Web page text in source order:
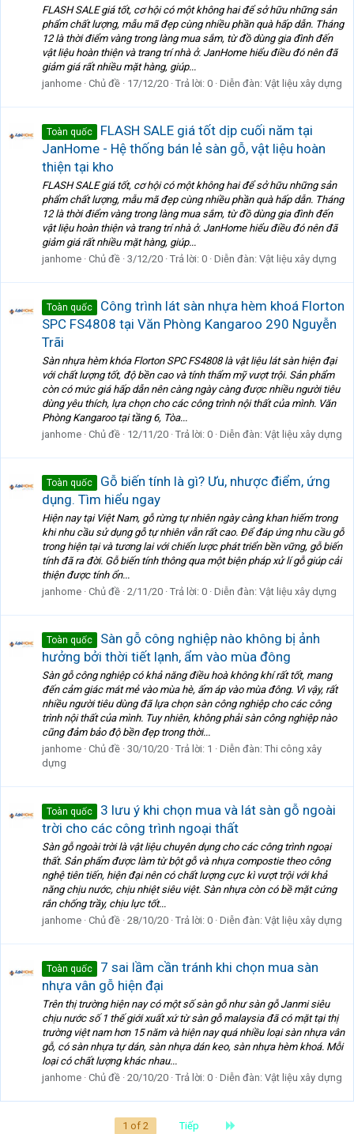
FLASH SALE giá tốt, cơ hội có một không hai để sở hữu những sản
phẩm chất lượng, mẫu mã đẹp cùng nhiều phần quà hấp dẫn. Tháng
12 là thời điểm vàng trong làng mua sắm, từ đồ dùng gia đình đến
vật liệu hoàn thiện và trang trí nhà ở. JanHome hiểu điều đó nên đã
giảm giá rất nhiều mặt hàng, giúp...
janhome Chủ đề 17/12/20 Trả lời: 0 Diễn đàn: Vật liệu xây dựng
Toàn quốc
FLASH SALE giá tốt dịp cuối năm tại
JanHome - Hệ thống bán lẻ sàn gỗ, vật liệu hoàn
thiện tại kho
FLASH SALE giá tốt, cơ hội có một không hai để sở hữu những sản
phẩm chất lượng, mẫu mã đẹp cùng nhiều phần quà hấp dẫn. Tháng
12 là thời điểm vàng trong làng mua sắm, từ đồ dùng gia đình đến
vật liệu hoàn thiện và trang trí nhà ở. JanHome hiểu điều đó nên đã
giảm giá rất nhiều mặt hàng, giúp...
janhome Chủ đề 3/12/20 Trả lời: 0 Diễn đàn: Vật liệu xây dựng
Toàn quốc
Công trình lát sàn nhựa hèm khoá Florton
SPC FS4808 tại Văn Phòng Kangaroo 290 Nguyễn
Trãi
Sàn nhựa hèm khóa Florton SPC FS4808 là vật liệu lát sàn hiện đại
với chất lượng tốt, độ bền cao và tính thẩm mỹ vượt trội. Sản phẩm
còn có mức giá hấp dẫn nên càng ngày càng được nhiều người tiêu
dùng yêu thích, lựa chọn cho các công trình nội thất của mình. Văn
Phòng Kangaroo tại tầng 6, Tòa...
janhome Chủ đề 12/11/20 Trả lời: 0 Diễn đàn: Vật liệu xây dựng
Toàn quốc
Gỗ biến tính là gì? Ưu, nhược điểm, ứng
dụng. Tìm hiểu ngay
Hiện nay tại Việt Nam, gỗ rừng tự nhiên ngày càng khan hiếm trong
khi nhu cầu sử dụng gỗ tự nhiên vẫn rất cao. Để đáp ứng nhu cầu gỗ
trong hiện tại và tương lai với chiến lược phát triển bền vững, gỗ biến
tính đã ra đời. Gỗ biến tính thông qua một biện pháp xử lí gỗ giúp cải
thiện được tính ổn...
janhome Chủ đề 2/11/20 Trả lời: 0 Diễn đàn: Vật liệu xây dựng
Toàn quốc
Sàn gỗ công nghiệp nào không bị ảnh
hưởng bởi thời tiết lạnh, ẩm vào mùa đông
Sàn gỗ công nghiệp có khả năng điều hoà không khí rất tốt, mang
đến cảm giác mát mẻ vào mùa hè, ấm áp vào mùa đông. Vì vậy, rất
nhiều người tiêu dùng đã lựa chọn sàn công nghiệp cho các công
trình nội thất của mình. Tuy nhiên, không phải sàn công nghiệp nào
cũng đảm bảo độ bền đẹp trong thời...
janhome Chủ đề 30/10/20 Trả lời: 1 Diễn đàn: Thi công xây
dựng
Toàn quốc
3 lưu ý khi chọn mua và lát sàn gỗ ngoài
trời cho các công trình ngoại thất
Sàn gỗ ngoài trời là vật liệu chuyên dụng cho các công trình ngoại
thất. Sản phẩm được làm từ bột gỗ và nhựa compostie theo công
nghệ tiên tiến, hiện đại nên có chất lượng cực kì vượt trội với khả
năng chịu nước, chịu nhiệt siêu việt. Sàn nhựa còn có bề mặt cứng
rắn chống trầy, chịu lực tốt...
janhome Chủ đề 28/10/20 Trả lời: 0 Diễn đàn: Vật liệu xây dựng
Toàn quốc
7 sai lầm cần tránh khi chọn mua sàn
nhựa vân gỗ hiện đại
Trên thị trường hiện nay có một số sàn gỗ như sàn gỗ Janmi siêu
chịu nước số 1 thế giới xuất xứ từ sàn gỗ malaysia đã có mặt tại thị
trường việt nam hơn 15 năm và hiện nay quá nhiều loại sàn nhựa vân
gỗ, có sàn nhựa tự dán, sàn nhựa dán keo, sàn nhựa hèm khoá. Mỗi
loại có chất lượng khác nhau...
janhome Chủ đề 20/10/20 Trả lời: 0 Diễn đàn: Vật liệu xây dựng
1 of 2 Tiếp